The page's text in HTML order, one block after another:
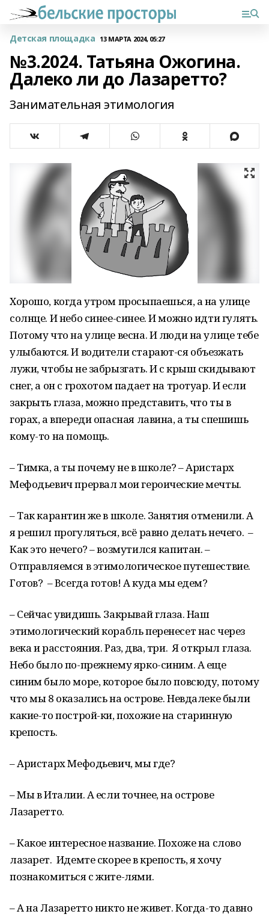
Детская площадка 13 МАРТА 2024, 05:27
№3.2024. Татьяна Ожогина.
Далеко ли до Лазаретто?
Занимательная этимология
Хорошо, когда утром просыпаешься, а на улице
солнце. И небо синее-синее. И можно идти гулять.
Потому что на улице весна. И люди на улице тебе
улыбаются. И водители старают-ся объезжать
лужи, чтобы не забрызгать. И с крыш скидывают
снег, а он с грохотом падает на тротуар. И если
закрыть глаза, можно представить, что ты в
горах, а впереди опасная лавина, а ты спешишь
кому-то на помощь.
– Тимка, а ты почему не в школе? – Аристарх
Мефодьевич прервал мои героические мечты.
– Так карантин же в школе. Занятия отменили. А
я решил прогуляться, всё равно делать нечего. –
Как это нечего? – возмутился капитан. –
Отправляемся в этимологическое путешествие.
Готов? – Всегда готов! А куда мы едем?
– Сейчас увидишь. Закрывай глаза. Наш
этимологический корабль перенесет нас через
века и расстояния. Раз, два, три. Я открыл глаза.
Небо было по-прежнему ярко-синим. А еще
синим было море, которое было повсюду, потому
что мы 8 оказались на острове. Невдалеке были
какие-то построй-ки, похожие на старинную
крепость.
– Аристарх Мефодьевич, мы где?
– Мы в Италии. А если точнее, на острове
Лазаретто.
– Какое интересное название. Похоже на слово
лазарет. Идемте скорее в крепость, я хочу
познакомиться с жите-лями.
– А на Лазаретто никто не живет. Когда-то давно